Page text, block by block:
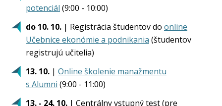
potenciál (9:00 - 10:00)
do 10. 10. | Registrácia študentov do online
Učebnice ekonómie a podnikania (študentov
registrujú učitelia)
13. 10. | Online školenie manažmentu
s Alumni (9:00 - 11:00)
13. - 24. 10. | Centrálny vstupný test (pre